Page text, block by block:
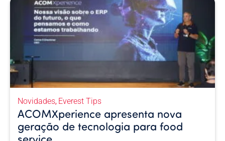
Novidades, Everest Tips
ACOMXperience apresenta nova
geração de tecnologia para food